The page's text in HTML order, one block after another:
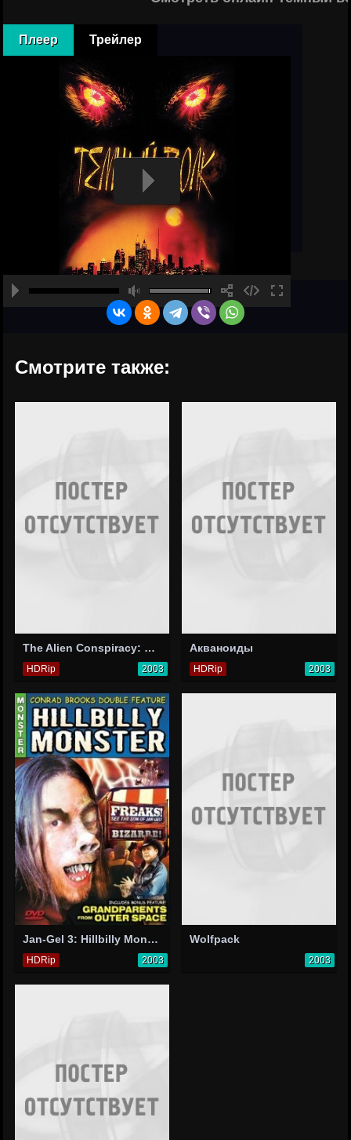
Плеер Трейлер
Смотрите также:
The Alien Conspiracy: Grey Skies
HDRip 2003
Акваноиды
HDRip 2003
Jan-Gel 3: Hillbilly Monster
HDRip 2003
Wolfpack
2003